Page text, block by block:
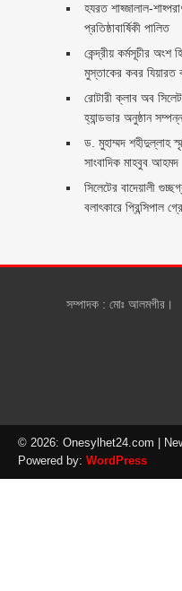
হযরত শাহ্জালাল-
প্রতিষ্ঠাবার্ষিকী পালিত ‎​
কেন্দ্রীয় কর্মসূচীর অংশ
মুস্তাকের কবর যিয়ারত
রোটারী ক্লাব অব
হ্যান্ডভার অনুষ্ঠান সম্পন্ন
ড. মুহাম্মদ শহীদুল্লাহ
সাংবাদিক মাহবুব আহমদ
সিলেটের বাদেয়ালী
বলাৎকারে প্রিন্সিপাল
সম্পাদক : মোঃ আলমগীর।
© 2026: Onesylhet24.com |
Powered by: WordPress